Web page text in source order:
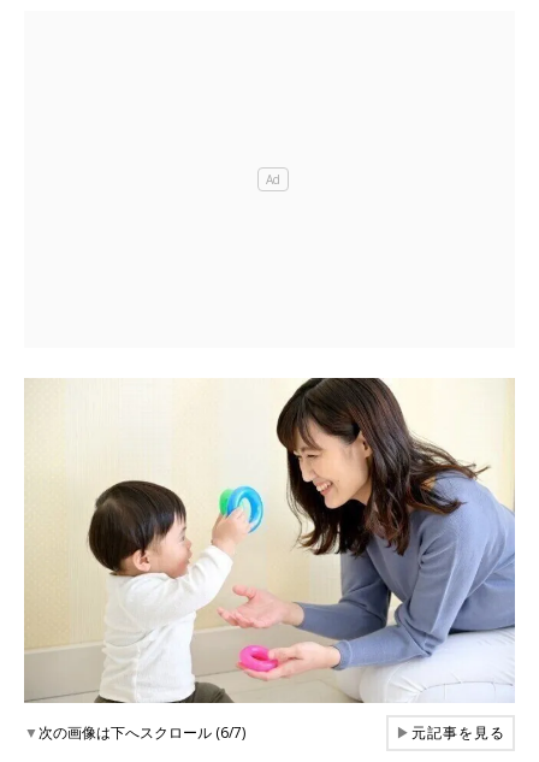
▼次の画像は下へスクロール (6/7) ▶元記事を見る